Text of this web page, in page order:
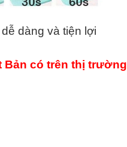
dàng và tiện lợi
Bản có trên thị trường